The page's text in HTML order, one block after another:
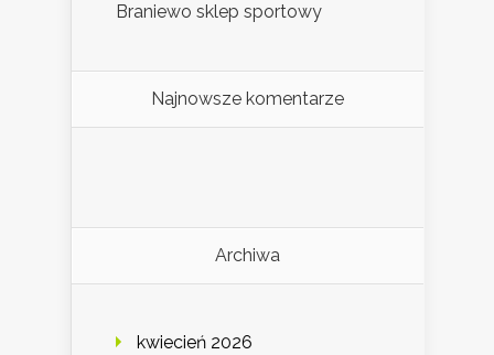
Braniewo sklep sportowy
Najnowsze komentarze
Archiwa
kwiecień 2026